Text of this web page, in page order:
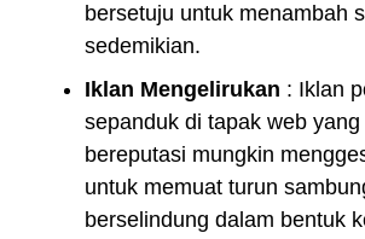
bersetuju untuk menambah
sedemikian.
Iklan Mengelirukan : Iklan
sepanduk di tapak web yang
bereputasi mungkin
untuk memuat turun
berselindung dalam bentuk